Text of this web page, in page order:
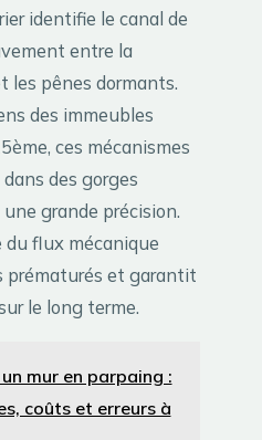
identifie le canal de
entre la
les pênes dormants.
des immeubles
ces mécanismes
des gorges
grande précision.
du flux mécanique
et garantit
le long terme.
mur en parpaing :
coûts et erreurs à